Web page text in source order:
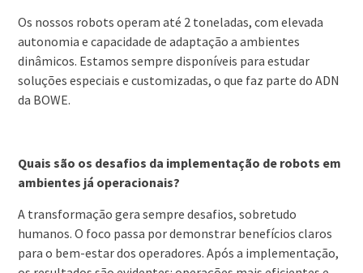
Os nossos robots operam até 2 toneladas, com elevada
autonomia e capacidade de adaptação a ambientes
dinâmicos. Estamos sempre disponíveis para estudar
soluções especiais e customizadas, o que faz parte do ADN
da BOWE.
Quais são os desafios da implementação de robots em
ambientes já operacionais?
A transformação gera sempre desafios, sobretudo
humanos. O foco passa por demonstrar benefícios claros
para o bem-estar dos operadores. Após a implementação,